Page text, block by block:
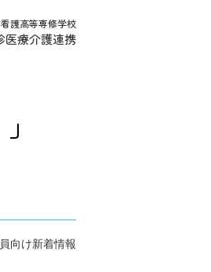
医療介護連携
看護高等専修学校
向け新着情報